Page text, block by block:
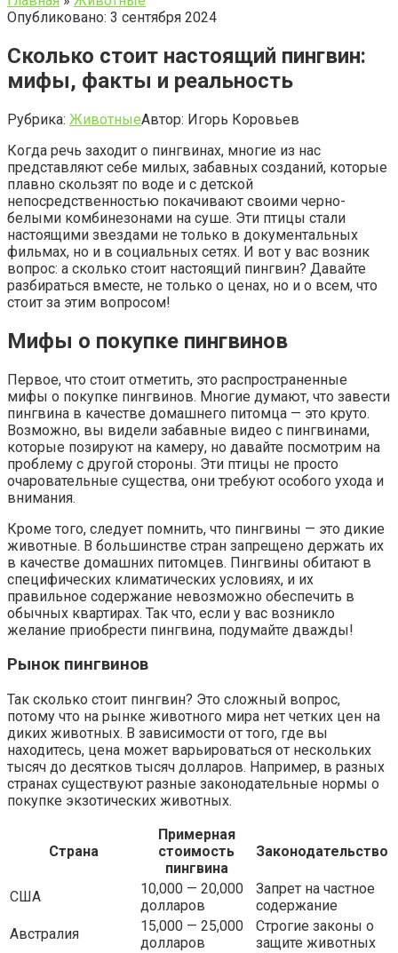
Опубликовано: 3 сентября 2024
Сколько стоит настоящий пингвин:
мифы, факты и реальность
Рубрика: ЖивотныеАвтор: Игорь Коровьев
Когда речь заходит о пингвинах, многие из нас
представляют себе милых, забавных созданий, которые
плавно скользят по воде и с детской
непосредственностью покачивают своими черно-
белыми комбинезонами на суше. Эти птицы стали
настоящими звездами не только в документальных
фильмах, но и в социальных сетях. И вот у вас возник
вопрос: а сколько стоит настоящий пингвин? Давайте
разбираться вместе, не только о ценах, но и о всем, что
стоит за этим вопросом!
Мифы о покупке пингвинов
Первое, что стоит отметить, это распространенные
мифы о покупке пингвинов. Многие думают, что завести
пингвина в качестве домашнего питомца — это круто.
Возможно, вы видели забавные видео с пингвинами,
которые позируют на камеру, но давайте посмотрим на
проблему с другой стороны. Эти птицы не просто
очаровательные существа, они требуют особого ухода и
внимания.
Кроме того, следует помнить, что пингвины — это дикие
животные. В большинстве стран запрещено держать их
в качестве домашних питомцев. Пингвины обитают в
специфических климатических условиях, и их
правильное содержание невозможно обеспечить в
обычных квартирах. Так что, если у вас возникло
желание приобрести пингвина, подумайте дважды!
Рынок пингвинов
Так сколько стоит пингвин? Это сложный вопрос,
потому что на рынке животного мира нет четких цен на
диких животных. В зависимости от того, где вы
находитесь, цена может варьироваться от нескольких
тысяч до десятков тысяч долларов. Например, в разных
странах существуют разные законодательные нормы о
покупке экзотических животных.
Страна
Примерная
стоимость
пингвина
Законодательство
США
10,000 — 20,000
долларов
Запрет на частное
содержание
Австралия
15,000 — 25,000
долларов
Строгие законы о
защите животных